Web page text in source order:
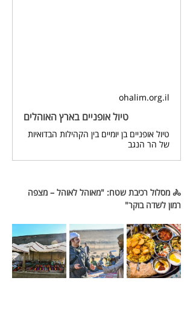
ohalim.org.il
טיול אופניים בארץ האוהלים
טיול אופניים בן יומיים בין הקהילות הבדואיות
של הר הנגב
🚴 מסלול רכיבת שטח: "מאוהל לאוהל – מצפה
רמון לשדה בוקר"